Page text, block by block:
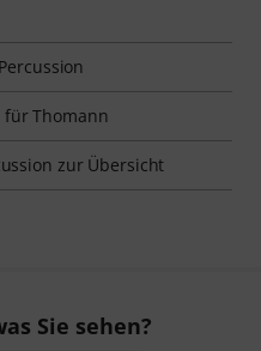
Thomann
zur Übersicht
Sie sehen?